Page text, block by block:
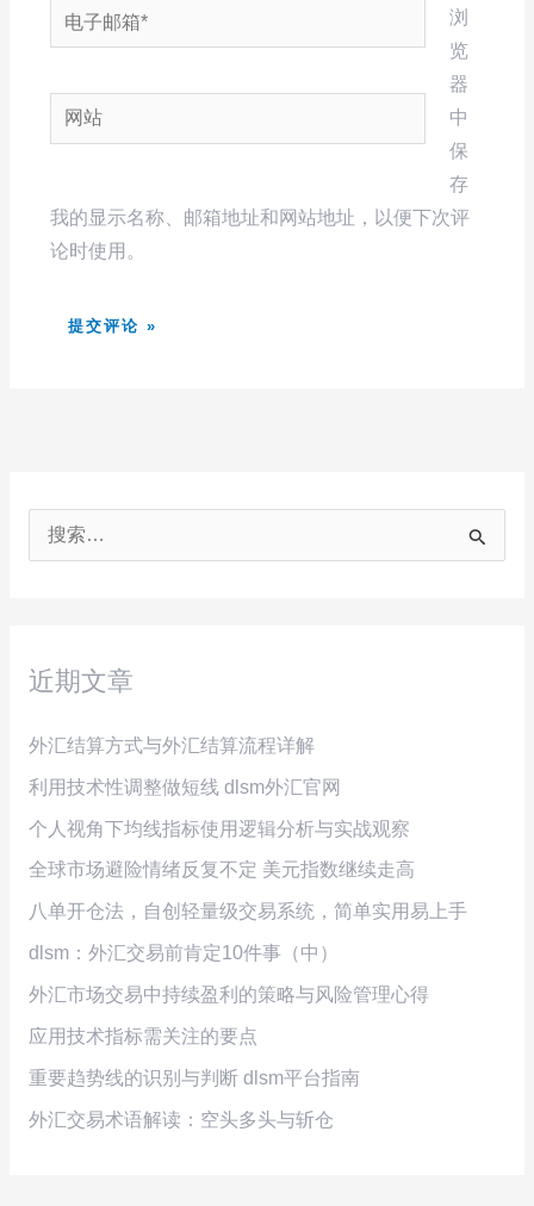
电
子
箱
*
网
站
浏
览
器
中
保
存
我的显示名称、邮箱地址和网站地址，以便下次评
论时使用。
近期文章
外汇结算方式与外汇结算流程详解
利用技术性调整做短线 dlsm外汇官网
个人视角下均线指标使用逻辑分析与实战观察
全球市场避险情绪反复不定 美元指数继续走高
八单开仓法，自创轻量级交易系统，简单实用易上手
dlsm：外汇交易前肯定10件事（中）
外汇市场交易中持续盈利的策略与风险管理心得
应用技术指标需关注的要点
重要趋势线的识别与判断 dlsm平台指南
外汇交易术语解读：空头多头与斩仓